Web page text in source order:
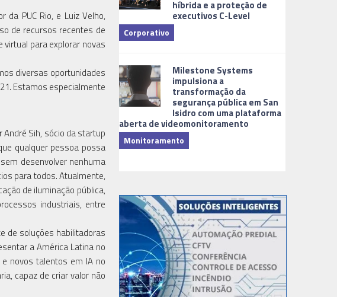
da PUC Rio, e Luiz Velho,
de recursos recentes de
virtual para explorar novas
diversas oportunidades
Estamos especialmente
Sih, sócio da startup
qualquer pessoa possa
desenvolver nenhuma
para todos. Atualmente,
de iluminação pública,
industriais, entre
de soluções habilitadoras
a América Latina no
novos talentos em IA no
capaz de criar valor não
híbrida e a proteção de
executivos C-Level
Corporativo
Milestone Systems
impulsiona a
transformação da
segurança pública em San
Isidro com uma plataforma
aberta de videomonitoramento
Monitoramento